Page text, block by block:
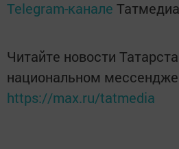
Telegram-канале Татмедиа
Читайте новости
национальном
https://max.ru/tatmedia